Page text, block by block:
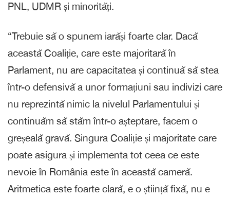
PNL, UDMR și minorități.
“Trebuie să o spunem iarăși foarte clar. Dacă
această Coaliție, care este majoritară în
Parlament, nu are capacitatea și continuă să stea
într-o defensivă a unor formațiuni sau indivizi care
nu reprezintă nimic la nivelul Parlamentului și
continuăm să stăm într-o așteptare, facem o
greșeală gravă. Singura Coaliție și majoritate care
poate asigura și implementa tot ceea ce este
nevoie în România este în această cameră.
Aritmetica este foarte clară, e o știință fixă, nu e